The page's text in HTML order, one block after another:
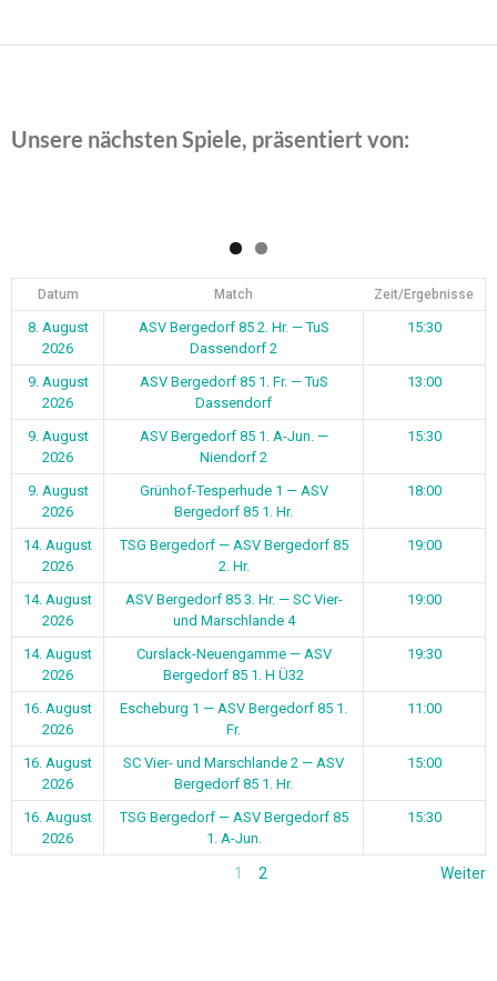
Unsere nächsten Spiele, präsentiert von:
Datum Match Zeit/Ergebnisse
8. August
2026
ASV Bergedorf 85 2. Hr. — TuS
Dassendorf 2
15:30
9. August
2026
ASV Bergedorf 85 1. Fr. — TuS
Dassendorf
13:00
9. August
2026
ASV Bergedorf 85 1. A-Jun. —
Niendorf 2
15:30
9. August
2026
Grünhof-Tesperhude 1 — ASV
Bergedorf 85 1. Hr.
18:00
14. August
2026
TSG Bergedorf — ASV Bergedorf 85
2. Hr.
19:00
14. August
2026
ASV Bergedorf 85 3. Hr. — SC Vier-
und Marschlande 4
19:00
14. August
2026
Curslack-Neuengamme — ASV
Bergedorf 85 1. H Ü32
19:30
16. August
2026
Escheburg 1 — ASV Bergedorf 85 1.
Fr.
11:00
16. August
2026
SC Vier- und Marschlande 2 — ASV
Bergedorf 85 1. Hr.
15:00
16. August
2026
TSG Bergedorf — ASV Bergedorf 85
1. A-Jun.
15:30
1 2 Weiter